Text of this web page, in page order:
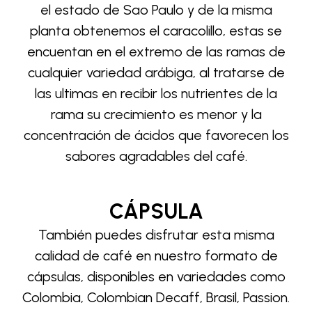
el estado de Sao Paulo y de la misma
planta obtenemos el caracolillo, estas se
encuentan en el extremo de las ramas de
cualquier variedad arábiga, al tratarse de
las ultimas en recibir los nutrientes de la
rama su crecimiento es menor y la
concentración de ácidos que favorecen los
sabores agradables del café.
CÁPSULA
También puedes disfrutar esta misma
calidad de café en nuestro formato de
cápsulas, disponibles en variedades como
Colombia, Colombian Decaff, Brasil, Passion.